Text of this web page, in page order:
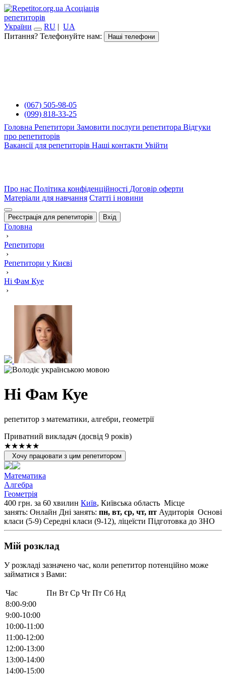
Асоціація
репетиторів
України
RU | UA
Питання? Телефонуйте нам:
Наші телефони
(067) 505-98-05
(099) 818-33-25
Головна Репетитори Замовити послуги репетитора Відгуки
про репетиторів
Вакансії для репетиторів Наші контакти Увійти
Про нас Політика конфіденційності Договір оферти
Матеріали для навчання Статті і новини
Реєстрація для репетиторів Вхід
Головна
›
Репетитори
›
Репетитори у Києві
›
Ні Фам Куе
›
Ні Фам Куе
репетитор з математики, алгебри, геометрії
Приватний викладач (досвід 9 років)
★★★★★
Хочу працювати з цим репетитором
Математика
Алгебра
Геометрія
400 грн. за 60 хвилин Київ, Київська область Місце
занять: Онлайн Дні занять: пн, вт, ср, чт, пт Аудиторія Основі
класи (5-9) Середні класи (9-12), ліцеїсти Підготовка до ЗНО
Мій розклад
У розкладі зазначено час, коли репетитор потенційно може
займатися з Вами:
Час Пн Вт Ср Чт Пт Сб Нд
8:00-9:00
9:00-10:00
10:00-11:00
11:00-12:00
12:00-13:00
13:00-14:00
14:00-15:00